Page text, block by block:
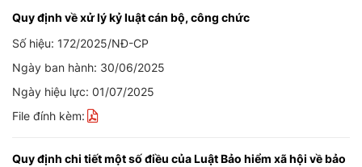
Quy định về xử lý kỷ luật cán bộ, công chức
Số hiệu: 172/2025/NĐ-CP
Ngày ban hành: 30/06/2025
Ngày hiệu lực: 01/07/2025
File đính kèm:
Quy định chi tiết một số điều của Luật Bảo hiểm xã hội về bảo